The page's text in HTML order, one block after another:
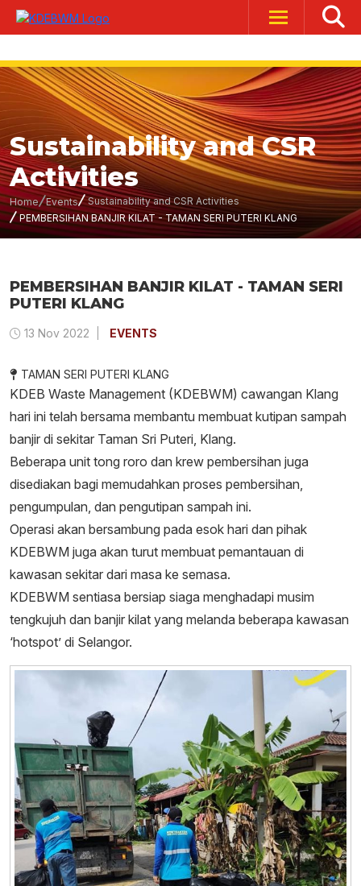
Sustainability and CSR
Activities
Home Events
Sustainability and CSR Activities
PEMBERSIHAN BANJIR KILAT - TAMAN SERI PUTERI KLANG
PEMBERSIHAN BANJIR KILAT - TAMAN SERI
PUTERI KLANG
13 Nov 2022 EVENTS
TAMAN SERI PUTERI KLANG
KDEB Waste Management (KDEBWM) cawangan Klang
hari ini telah bersama membantu membuat kutipan sampah
banjir di sekitar Taman Sri Puteri, Klang.
Beberapa unit tong roro dan krew pembersihan juga
disediakan bagi memudahkan proses pembersihan,
pengumpulan, dan pengutipan sampah ini.
Operasi akan bersambung pada esok hari dan pihak
KDEBWM juga akan turut membuat pemantauan di
kawasan sekitar dari masa ke semasa.
KDEBWM sentiasa bersiap siaga menghadapi musim
tengkujuh dan banjir kilat yang melanda beberapa kawasan
‘hotspot’ di Selangor.